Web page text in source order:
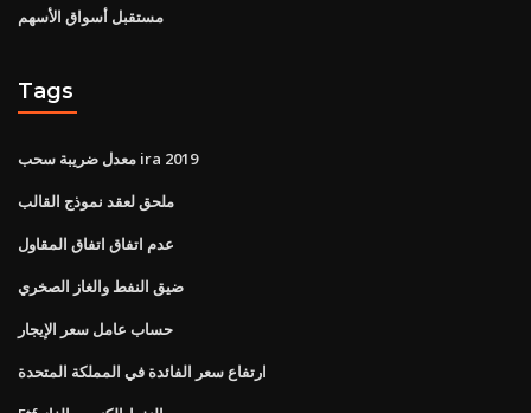
مستقبل أسواق الأسهم
Tags
معدل ضريبة سحب ira 2019
ملحق لعقد نموذج القالب
عدم اتفاق اتفاق المقاول
ضيق النفط والغاز الصخري
حساب عامل سعر الإيجار
ارتفاع سعر الفائدة في المملكة المتحدة